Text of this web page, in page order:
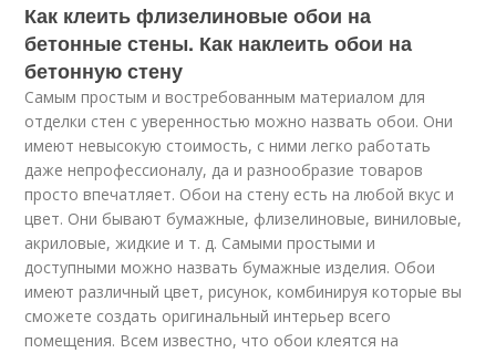
Как клеить флизелиновые обои на
бетонные стены. Как наклеить обои на
бетонную стену
Самым простым и востребованным материалом для
отделки стен с уверенностью можно назвать обои. Они
имеют невысокую стоимость, с ними легко работать
даже непрофессионалу, да и разнообразие товаров
просто впечатляет. Обои на стену есть на любой вкус и
цвет. Они бывают бумажные, флизелиновые, виниловые,
акриловые, жидкие и т. д. Самыми простыми и
доступными можно назвать бумажные изделия. Обои
имеют различный цвет, рисунок, комбинируя которые вы
сможете создать оригинальный интерьер всего
помещения. Всем известно, что обои клеятся на